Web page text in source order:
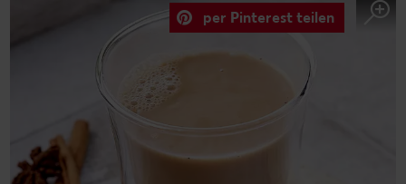
per Pinterest teilen